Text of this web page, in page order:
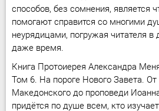
способов, без сомнения, является
помогают справится со многими
неурядицами, погружая читателя
даже время.
Книга Протоиерея Александра
Том 6. На пороге Нового Завета. От
Македонского до проповеди
придётся по душе всем, кто